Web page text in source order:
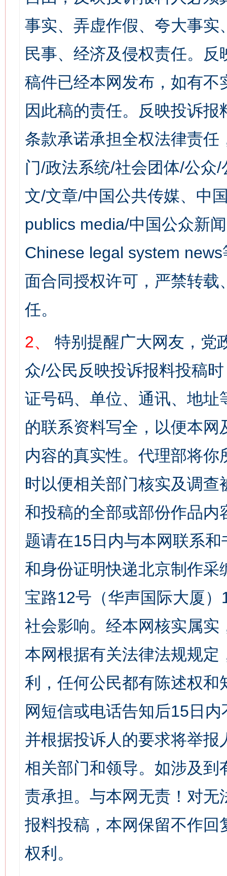
事实、弄虚作假、夸大事
民事、经济及侵权责任。
稿件已经本网发布，如有
因此稿的责任。反映投诉
条款承诺承担全权法律责
门/政法系统/社会团体/公众
文/文章/中国公共传媒、中
publics media/中国公众新
Chinese legal system
面合同授权许可，严禁转
任。
2、
特别提醒广大网友，党
众/公民反映投诉报料投稿
证号码、单位、通讯、地
的联系资料写全，以便本
内容的真实性。代理部将
时以便相关部门核实及调
和投稿的全部或部份作品
题请在15日内与本网联系
和身份证明快递北京制作
宝路12号（华声国际大厦
社会影响。经本网核实属
本网根据有关法律法规规
利，任何公民都有陈述权
网短信或电话告知后15日
并根据投诉人的要求将举
相关部门和领导。如涉及
责承担。与本网无责！对
报料投稿，本网保留不作
权利。